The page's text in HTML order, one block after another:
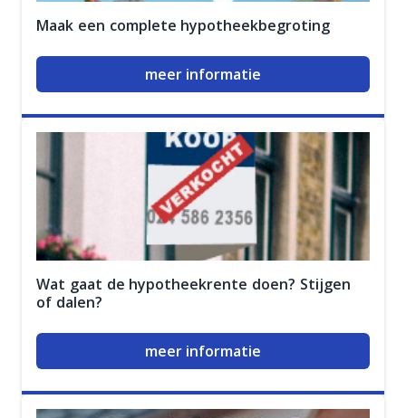
Maak een complete hypotheekbegroting
meer informatie
Wat gaat de hypotheekrente doen? Stijgen
of dalen?
meer informatie